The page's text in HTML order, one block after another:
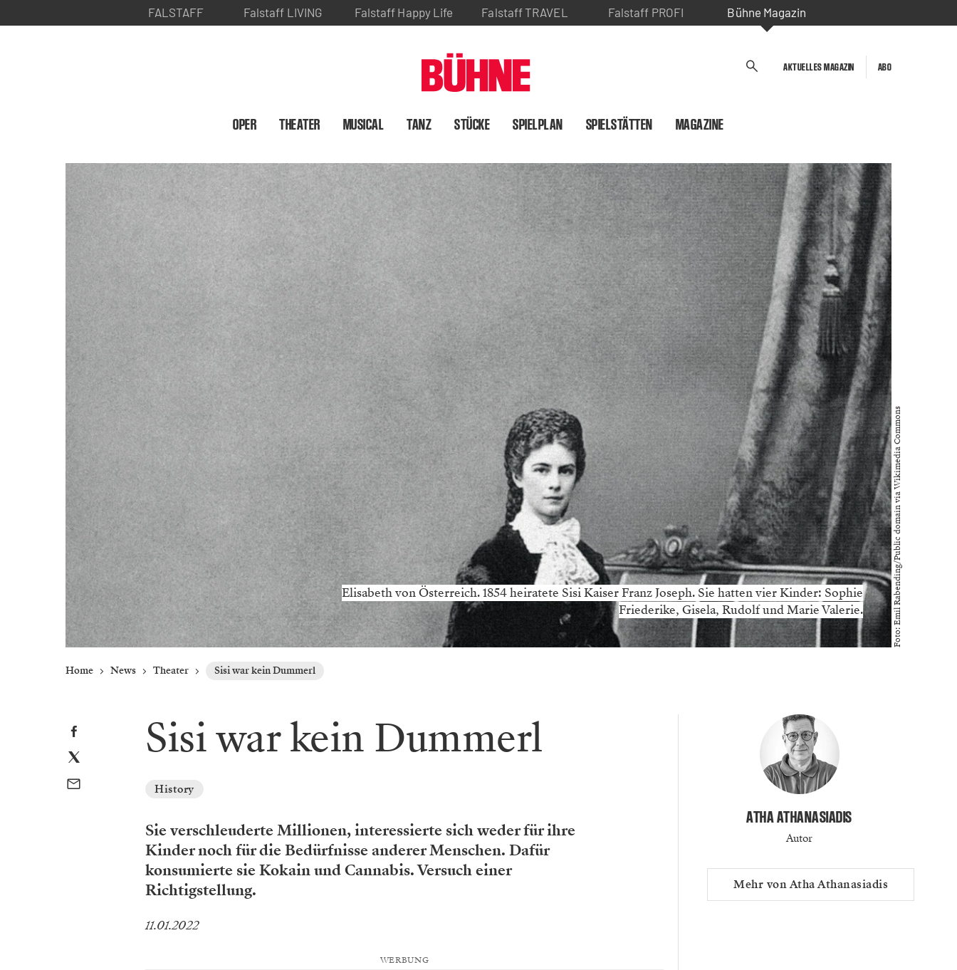
FALSTAFF Falstaff LIVING Falstaff Happy Life Falstaff TRAVEL Falstaff PROFI Bühne Magazin
AKTUELLES MAGAZIN ABO
OPER THEATER MUSICAL TANZ STÜCKE SPIELPLAN SPIELSTÄTTEN MAGAZINE
Elisabeth von Österreich. 1854 heiratete Sisi Kaiser Franz Joseph. Sie hatten vier ­Kinder: Sophie
Friederike, Gisela, ­Rudolf und Marie Valerie.
Foto: Emil Rabending/Public domain via Wikimedia Commons
Home News Theater Sisi war kein Dummerl
Sisi war kein Dummerl
History
Sie verschleuderte Millionen, interessierte sich weder für ihre
Kinder noch für die Bedürfnisse anderer ­Menschen. Dafür
konsumierte sie Kokain und Cannabis. Versuch einer
Richtigstellung.
11.01.2022
WERBUNG
ATHA ATHANASIADIS
Autor
Mehr von Atha Athanasiadis